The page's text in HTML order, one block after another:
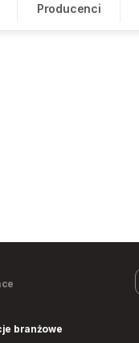
Producenci
branżowe